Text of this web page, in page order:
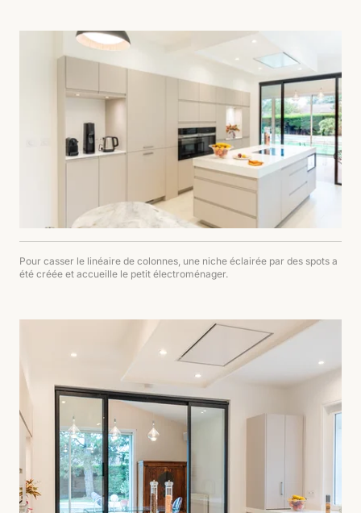
Pour casser le linéaire de colonnes, une niche éclairée par des spots a
été créée et accueille le petit électroménager.